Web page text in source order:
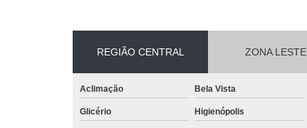
REGIÃO CENTRAL ZONA LESTE
Aclimação Bela Vista
Glicério Higienópolis